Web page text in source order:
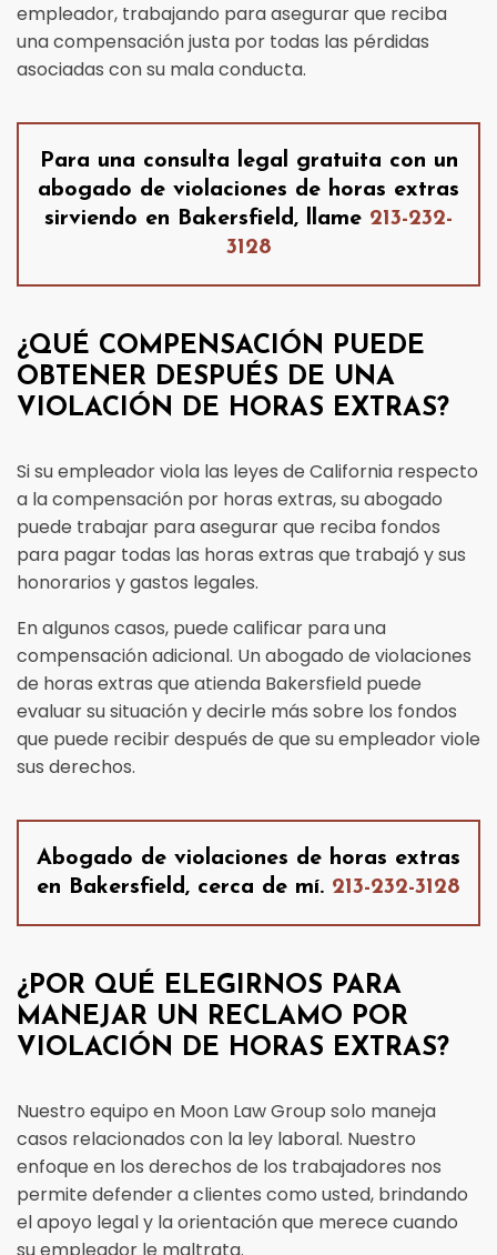
empleador, trabajando para asegurar que reciba
una compensación justa por todas las pérdidas
asociadas con su mala conducta.
Para una consulta legal gratuita con un
abogado de violaciones de horas extras
sirviendo en Bakersfield, llame 213-232-
3128
¿QUÉ COMPENSACIÓN PUEDE
OBTENER DESPUÉS DE UNA
VIOLACIÓN DE HORAS EXTRAS?
Si su empleador viola las leyes de California respecto
a la compensación por horas extras, su abogado
puede trabajar para asegurar que reciba fondos
para pagar todas las horas extras que trabajó y sus
honorarios y gastos legales.
En algunos casos, puede calificar para una
compensación adicional. Un abogado de violaciones
de horas extras que atienda Bakersfield puede
evaluar su situación y decirle más sobre los fondos
que puede recibir después de que su empleador viole
sus derechos.
Abogado de violaciones de horas extras
en Bakersfield, cerca de mí. 213-232-3128
¿POR QUÉ ELEGIRNOS PARA
MANEJAR UN RECLAMO POR
VIOLACIÓN DE HORAS EXTRAS?
Nuestro equipo en Moon Law Group solo maneja
casos relacionados con la ley laboral. Nuestro
enfoque en los derechos de los trabajadores nos
permite defender a clientes como usted, brindando
el apoyo legal y la orientación que merece cuando